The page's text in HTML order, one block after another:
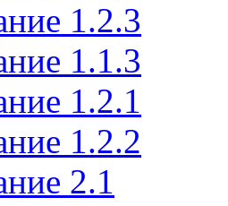
1.2.3
1.1.3
1.2.1
1.2.2
2.1